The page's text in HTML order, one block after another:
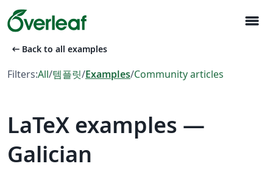
menu
arrow_left_alt Back to all examples
Filters:All/템플릿/Examples/Community articles
LaTeX examples —
Galician